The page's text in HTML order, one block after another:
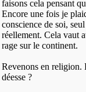
faisons cela pensant
Encore une fois je
conscience de soi,
réellement. Cela vaut
rage sur le continent.
Revenons en religion.
déesse ?